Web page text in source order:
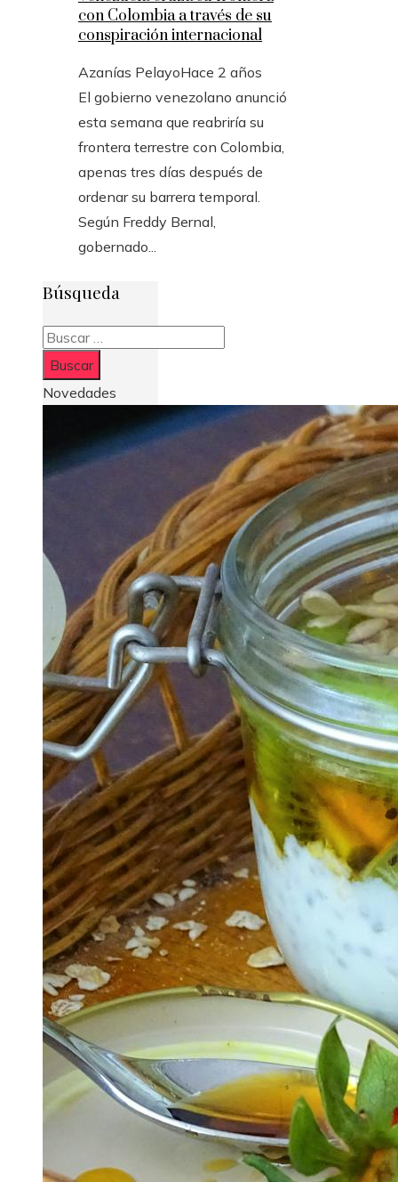
con Colombia a través de su
conspiración internacional
Azanías PelayoHace 2 años
El gobierno venezolano anunció
esta semana que reabriría su
frontera terrestre con Colombia,
apenas tres días después de
ordenar su barrera temporal.
Según Freddy Bernal,
gobernado...
Búsqueda
Buscar:
Novedades